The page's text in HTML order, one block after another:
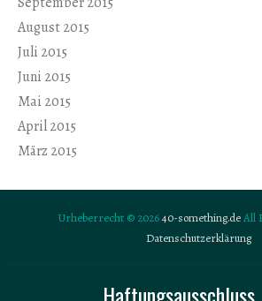
August 2015
Juli 2015
Juni 2015
Mai 2015
April 2015
März 2015
Urheberrecht © 202640-something.deAll
Datenschutzerklärung